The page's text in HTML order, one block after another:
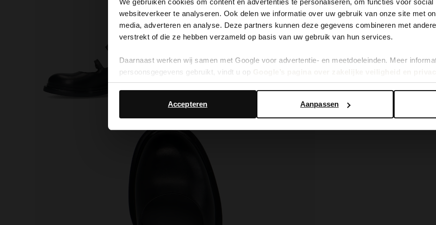
We gebruiken cookies om content en advertenties te personaliseren, om functies voor
websiteverkeer te analyseren. Ook delen we informatie over uw gebruik van onze site met
media, adverteren en analyse. Deze partners kunnen deze gegevens combineren met
verstrekt of die ze hebben verzameld op basis van uw gebruik van hun services.
Daarnaast werken wij samen met Google voor advertentie- en meetdoeleinden. Meer
persoonsgegevens gebruikt, vindt u op
Aanpassen
Accepteren
It looks like your language isn't Dutch. Would you like to
switch to English?
Yes, switch to English No, stay in Dutch